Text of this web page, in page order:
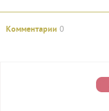
Комментарии 0